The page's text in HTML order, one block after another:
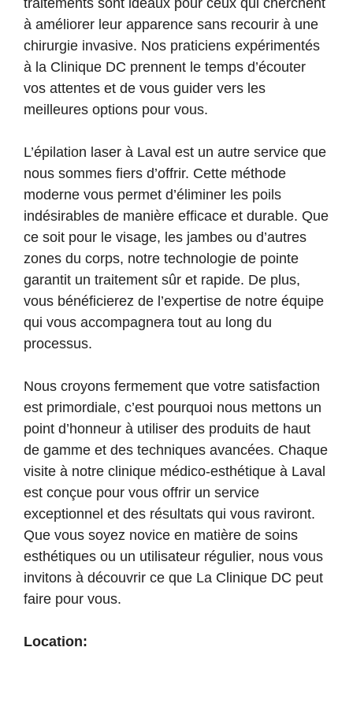
traitements sont idéaux pour ceux qui cherchent
à améliorer leur apparence sans recourir à une
chirurgie invasive. Nos praticiens expérimentés
à la Clinique DC prennent le temps d’écouter
vos attentes et de vous guider vers les
meilleures options pour vous.
L’épilation laser à Laval est un autre service que
nous sommes fiers d’offrir. Cette méthode
moderne vous permet d’éliminer les poils
indésirables de manière efficace et durable. Que
ce soit pour le visage, les jambes ou d’autres
zones du corps, notre technologie de pointe
garantit un traitement sûr et rapide. De plus,
vous bénéficierez de l’expertise de notre équipe
qui vous accompagnera tout au long du
processus.
Nous croyons fermement que votre satisfaction
est primordiale, c’est pourquoi nous mettons un
point d’honneur à utiliser des produits de haut
de gamme et des techniques avancées. Chaque
visite à notre clinique médico-esthétique à Laval
est conçue pour vous offrir un service
exceptionnel et des résultats qui vous raviront.
Que vous soyez novice en matière de soins
esthétiques ou un utilisateur régulier, nous vous
invitons à découvrir ce que La Clinique DC peut
faire pour vous.
Location: